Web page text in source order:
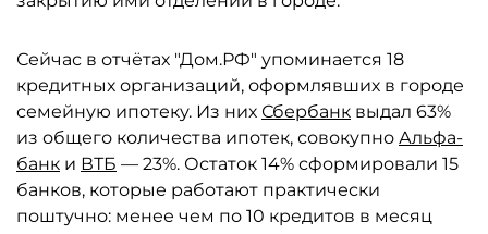
Сейчас в отчётах "Дом.РФ" упоминается 18
кредитных организаций, оформлявших в городе
семейную ипотеку. Из них Сбербанк выдал 63%
из общего количества ипотек, совокупно Альфа-
банк и ВТБ — 23%. Остаток 14% сформировали 15
банков, которые работают практически
поштучно: менее чем по 10 кредитов в месяц